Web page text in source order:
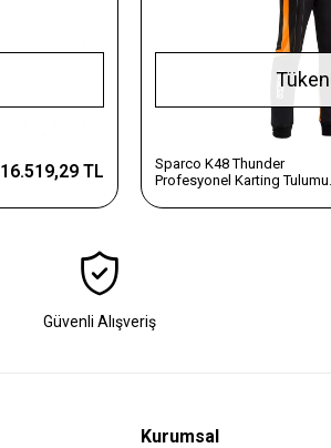
16.519,29 TL
Sparco K48 Thunder
Profesyonel Karting Tulumu
Güvenli Alışveriş
Kurumsal